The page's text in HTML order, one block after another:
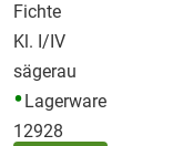
Fichte
Kl. I/IV
sägerau
Lagerware
12928